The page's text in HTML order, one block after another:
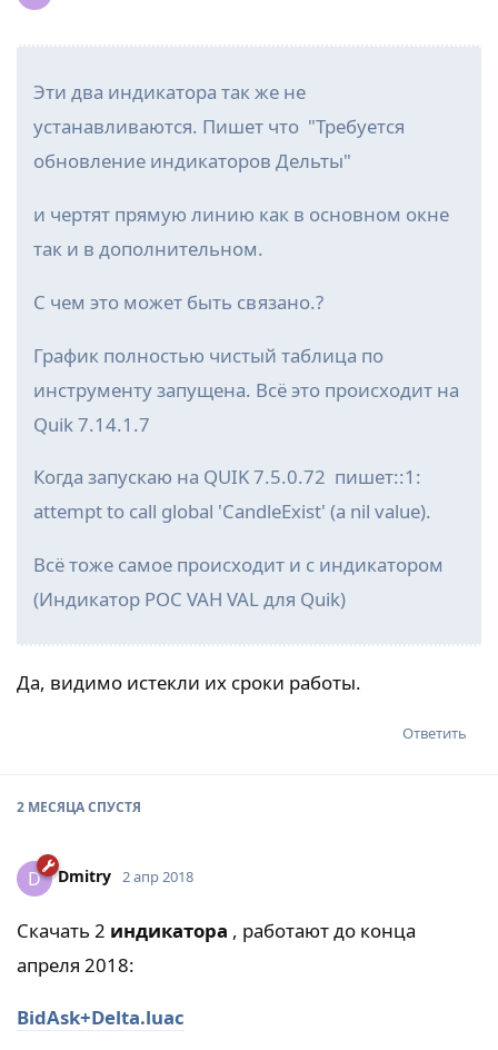
Эти два индикатора так же не
устанавливаются. Пишет что "Требуется
обновление индикаторов Дельты"
и чертят прямую линию как в основном окне
так и в дополнительном.
С чем это может быть связано.?
График полностью чистый таблица по
инструменту запущена. Всё это происходит на
Quik 7.14.1.7
Когда запускаю на QUIK 7.5.0.72 пишет::1:
attempt to call global 'CandleExist' (a nil value).
Всё тоже самое происходит и с индикатором
(Индикатор POC VAH VAL для Quik)
Да, видимо истекли их сроки работы.
Ответить
2 МЕСЯЦАСПУСТЯ
D Dmitry 2 апр 2018
Скачать 2 индикатора , работают до конца
апреля 2018:
BidAsk+Delta.luac